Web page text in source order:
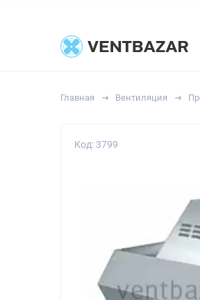
Главная Вентиляция
Код: 3799